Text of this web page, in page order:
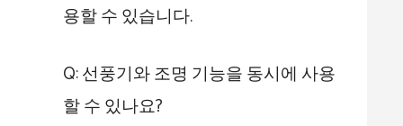
용할 수 있습니다.
Q: 선풍기와 조명 기능을 동시에 사용
할 수 있나요?